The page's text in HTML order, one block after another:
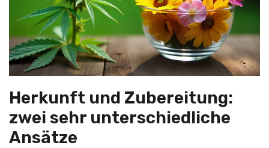
Herkunft und Zubereitung:
zwei sehr unterschiedliche
Ansätze